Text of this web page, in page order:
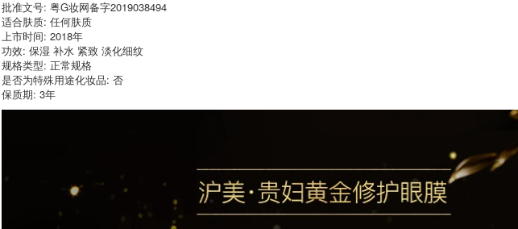
Kem mắt vàng 60g
Chai lớn
Polypeptide Kem
mắt đàn hồi chắc
chắn Nữ chính hãng
Truy cập muộn để
giảm đen Dòng tốt
kem mắt elixir
nạ mắt rong biển,
nam và nữ sinh
viên để trở lại đêm
để chống nhăn kem
tốt hơn làm săn
Tobbin dầu cừu do
giữ ẩm đàn hồi Hộp
quà tặng năm mảnh
tuffera làm sạch
sâu dầu dưỡng ẩm
批准文号: 粤G妆网备字2019038494
适合肤质: 任何肤质
上市时间: 2018年
功效: 保湿 补水 紧致 淡化细纹
规格类型: 正常规格
是否为特殊用途化妆品: 否
保质期: 3年